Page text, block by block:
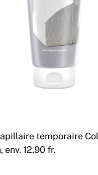
temporaire
env. 12.90 fr.